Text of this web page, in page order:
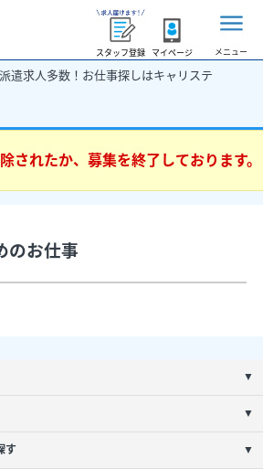
スタッフ登録 マイページ メニュー
遣求人多数！お仕事探しはキャリステ
されたか、募集を終了しております。
のお仕事
▼
▼
す ▼